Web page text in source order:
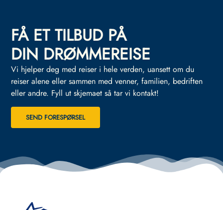
FÅ ET TILBUD PÅ
DIN DRØMMEREISE
Vi hjelper deg med reiser i hele verden, uansett om du
reiser alene eller sammen med venner, familien, bedriften
eller andre. Fyll ut skjemaet så tar vi kontakt!
SEND FORESPØRSEL